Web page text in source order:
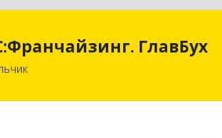
ГлавБух
1С:Франчайзинг. ГлавБух
Кабардино-Балкарская Респ,